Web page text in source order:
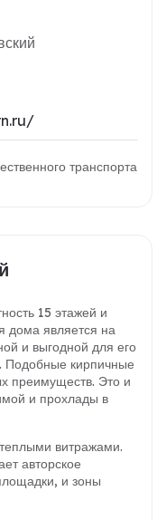
транспорта
15 этажей и
дома является на
и выгодной для его
Подобные кирпичные
преимуществ. Это и
и прохлады в
витражами.
авторское
и зоны